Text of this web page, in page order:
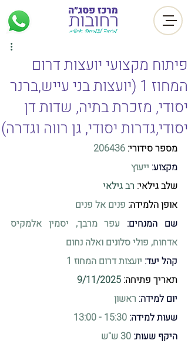
פיתוח מקצועי יועצות דרום
המחוז 1 (יועצות בני עייש,ברנר
יסודי, מזכרת בתיה, שדות דן
יסודי,גדרות יסודי, גן רווה וגדרה)
מספר סידורי: 206436
מקצוע: ייעוץ
שלב גילאי: רב גילאי
אופן הלמידה: פנים אל פנים
שם המנחים:
אדחוח, פולי סלונים ואלה נחום
קהל יעד: יועצות דרום המחוז 1
תאריך פתיחה: 9/11/2025
יום למידה: ראשון
שעות למידה:
היקף שעות: